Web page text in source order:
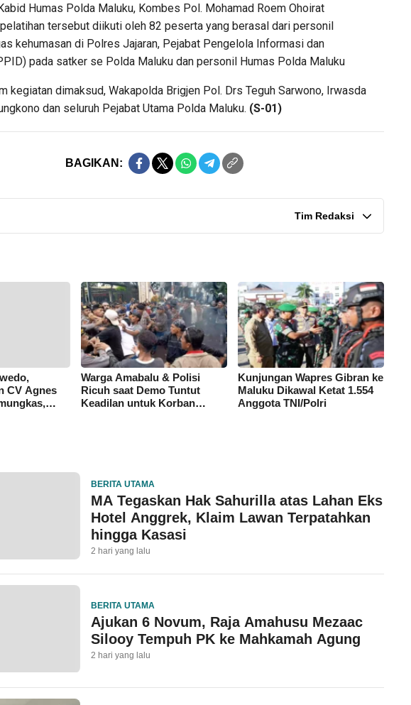
Humas Polda Maluku, Kombes Pol. Mohamad Roem Ohoirat
tersebut diikuti oleh 82 peserta yang berasal dari personil
kehumasan di Polres Jajaran, Pejabat Pengelola Informasi dan
pada satker se Polda Maluku dan personil Humas Polda Maluku
kegiatan dimaksud, Wakapolda Brigjen Pol. Drs Teguh Sarwono, Irwasda
dan seluruh Pejabat Utama Polda Maluku. (S-01)
BAGIKAN:
Tim Redaksi
CV Agnes
Warga Amabalu & Polisi
Ricuh saat Demo Tuntut
Keadilan untuk Korban
Kunjungan Wapres Gibran ke
Maluku Dikawal Ketat 1.554
Anggota TNI/Polri
BERITA UTAMA
MA Tegaskan Hak Sahurilla atas Lahan Eks
Hotel Anggrek, Klaim Lawan Terpatahkan
hingga Kasasi
2 hari yang lalu
BERITA UTAMA
Ajukan 6 Novum, Raja Amahusu Mezaac
Silooy Tempuh PK ke Mahkamah Agung
2 hari yang lalu